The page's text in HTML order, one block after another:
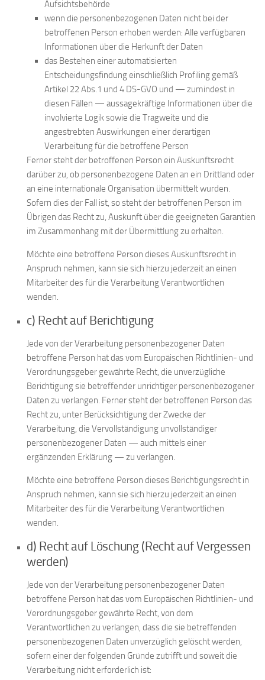
Aufsichtsbehörde
wenn die personenbezogenen Daten nicht bei der
betroffenen Person erhoben werden: Alle verfügbaren
Informationen über die Herkunft der Daten
das Bestehen einer automatisierten
Entscheidungsfindung einschließlich Profiling gemäß
Artikel 22 Abs.1 und 4 DS-GVO und — zumindest in
diesen Fällen — aussagekräftige Informationen über die
involvierte Logik sowie die Tragweite und die
angestrebten Auswirkungen einer derartigen
Verarbeitung für die betroffene Person
Ferner steht der betroffenen Person ein Auskunftsrecht
darüber zu, ob personenbezogene Daten an ein Drittland oder
an eine internationale Organisation übermittelt wurden.
Sofern dies der Fall ist, so steht der betroffenen Person im
Übrigen das Recht zu, Auskunft über die geeigneten Garantien
im Zusammenhang mit der Übermittlung zu erhalten.
Möchte eine betroffene Person dieses Auskunftsrecht in
Anspruch nehmen, kann sie sich hierzu jederzeit an einen
Mitarbeiter des für die Verarbeitung Verantwortlichen
wenden.
c) Recht auf Berichtigung
Jede von der Verarbeitung personenbezogener Daten
betroffene Person hat das vom Europäischen Richtlinien- und
Verordnungsgeber gewährte Recht, die unverzügliche
Berichtigung sie betreffender unrichtiger personenbezogener
Daten zu verlangen. Ferner steht der betroffenen Person das
Recht zu, unter Berücksichtigung der Zwecke der
Verarbeitung, die Vervollständigung unvollständiger
personenbezogener Daten — auch mittels einer
ergänzenden Erklärung — zu verlangen.
Möchte eine betroffene Person dieses Berichtigungsrecht in
Anspruch nehmen, kann sie sich hierzu jederzeit an einen
Mitarbeiter des für die Verarbeitung Verantwortlichen
wenden.
d) Recht auf Löschung (Recht auf Vergessen
werden)
Jede von der Verarbeitung personenbezogener Daten
betroffene Person hat das vom Europäischen Richtlinien- und
Verordnungsgeber gewährte Recht, von dem
Verantwortlichen zu verlangen, dass die sie betreffenden
personenbezogenen Daten unverzüglich gelöscht werden,
sofern einer der folgenden Gründe zutrifft und soweit die
Verarbeitung nicht erforderlich ist: